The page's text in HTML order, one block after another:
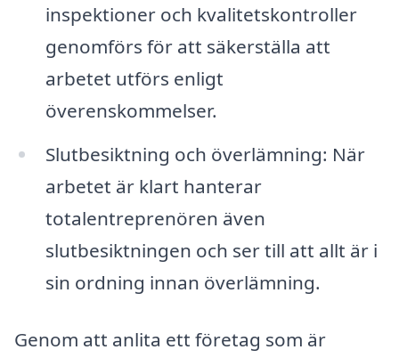
inspektioner och kvalitetskontroller
genomförs för att säkerställa att
arbetet utförs enligt
överenskommelser.
Slutbesiktning och överlämning: När
arbetet är klart hanterar
totalentreprenören även
slutbesiktningen och ser till att allt är i
sin ordning innan överlämning.
Genom att anlita ett företag som är